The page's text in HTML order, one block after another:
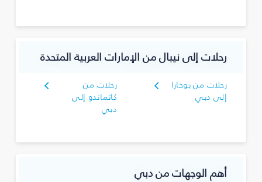
رحلات إلى نيبال من الإمارات العربية المتحدة
رحلات من بوخارا
إلى دبي
رحلات من
كاتماندو إلى
دبي
أهم الوجهات من دبي